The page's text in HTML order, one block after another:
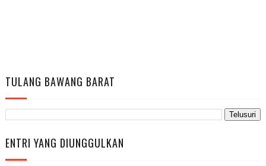
TULANG BAWANG BARAT
ENTRI YANG DIUNGGULKAN